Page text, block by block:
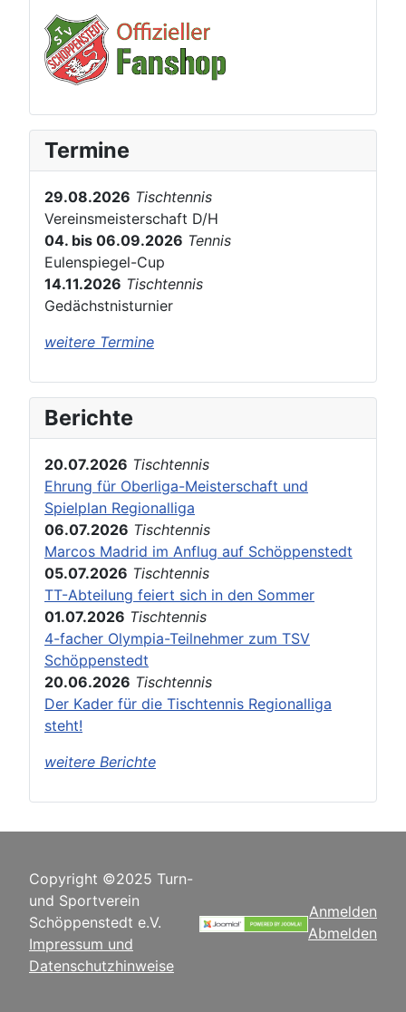
Termine
29.08.2026 Tischtennis
Vereinsmeisterschaft D/H
04. bis 06.09.2026 Tennis
Eulenspiegel-Cup
14.11.2026 Tischtennis
Gedächstnisturnier
weitere Termine
Berichte
20.07.2026 Tischtennis
Ehrung für Oberliga-Meisterschaft und
Spielplan Regionalliga
06.07.2026 Tischtennis
Marcos Madrid im Anflug auf Schöppenstedt
05.07.2026 Tischtennis
TT-Abteilung feiert sich in den Sommer
01.07.2026 Tischtennis
4-facher Olympia-Teilnehmer zum TSV
Schöppenstedt
20.06.2026 Tischtennis
Der Kader für die Tischtennis Regionalliga
steht!
weitere Berichte
Copyright ©2025 Turn-
und Sportverein
Schöppenstedt e.V.
Impressum und
Datenschutzhinweise
Anmelden
Abmelden